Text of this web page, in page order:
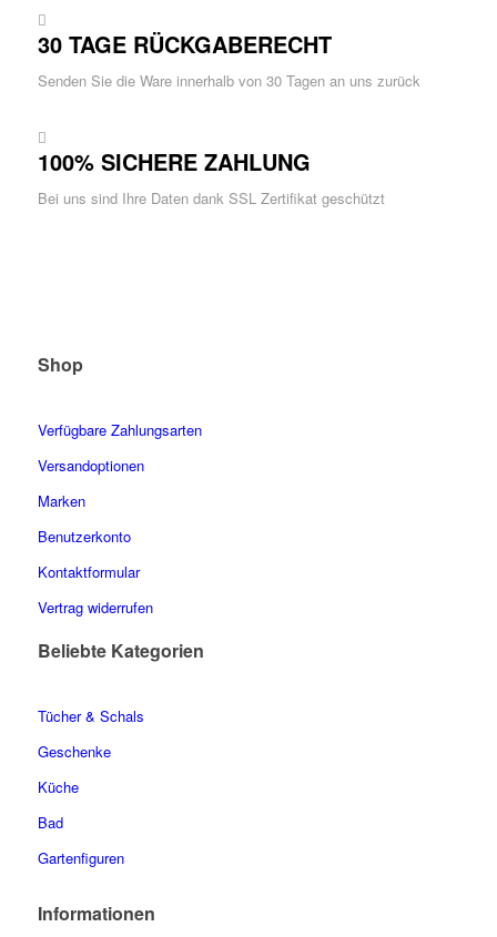
30 TAGE RÜCKGABERECHT
Senden Sie die Ware innerhalb von 30 Tagen an uns zurück
100% SICHERE ZAHLUNG
Bei uns sind Ihre Daten dank SSL Zertifikat geschützt
Shop
Verfügbare Zahlungsarten
Versandoptionen
Marken
Benutzerkonto
Kontaktformular
Vertrag widerrufen
Beliebte Kategorien
Tücher & Schals
Geschenke
Küche
Bad
Gartenfiguren
Informationen